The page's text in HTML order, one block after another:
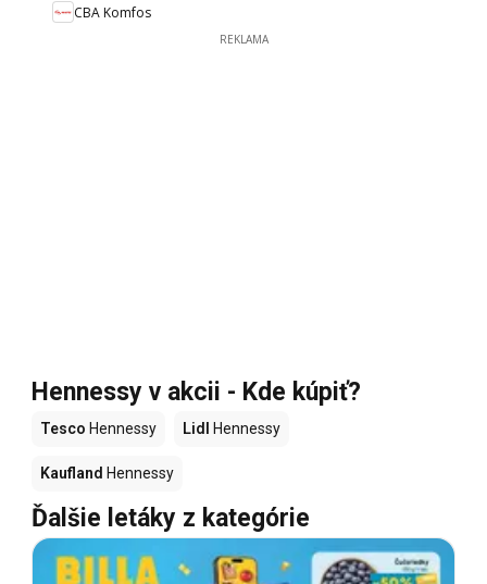
CBA Komfos
REKLAMA
Hennessy v akcii - Kde kúpiť?
Tesco Hennessy Lidl Hennessy
Kaufland Hennessy
Ďalšie letáky z kategórie